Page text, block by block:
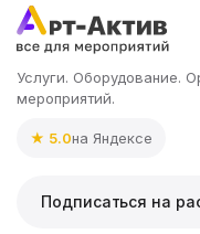
Услуги. Оборудование.
мероприятий.
★ 5.0на Яндексе
Подписаться на